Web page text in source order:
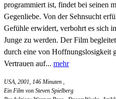
programmiert ist, findet bei seinen
Gegenliebe. Von der Sehnsucht
Gefühle erwidert, verbohrt es sich
Junge zu werden. Der Film
durch eine von Hoffnungslosigkeit
Vertrauen auf... mehr
USA, 2001, 146 Minuten ,
Ein Film von Steven Spielberg